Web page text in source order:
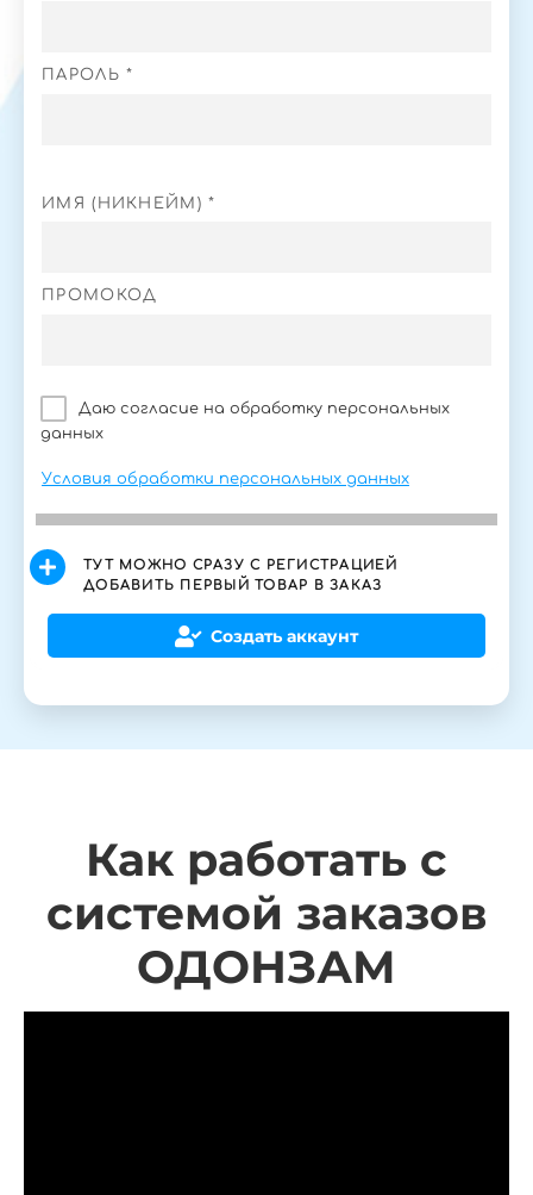
ПАРОЛЬ *
ИМЯ (НИКНЕЙМ) *
ПРОМОКОД
Даю согласие на обработку персональных
данных
Условия обработки персональных данных
ТУТ МОЖНО СРАЗУ С РЕГИСТРАЦИЕЙ
ДОБАВИТЬ ПЕРВЫЙ ТОВАР В ЗАКАЗ
Создать аккаунт
Как работать с
системой заказов
ОДОНЗАМ